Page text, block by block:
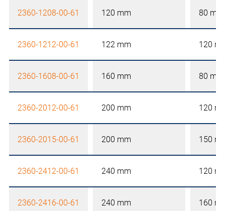
2360-1208-00-61 120 mm 80 mm
2360-1212-00-61 122 mm 120
2360-1608-00-61 160 mm 80 mm
2360-2012-00-61 200 mm 120
2360-2015-00-61 200 mm 150
2360-2412-00-61 240 mm 120
2360-2416-00-61 240 mm 160